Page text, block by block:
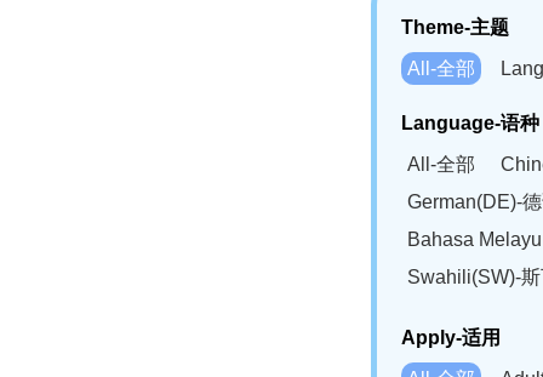
Theme-主题
All-全部
Language-语种
All-全部
German(DE)-
Bahasa
Swahili(SW)-
Apply-适用